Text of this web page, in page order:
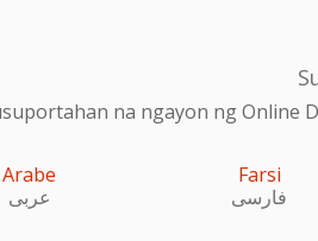
na ngayon ng Online
Arabe
عربى
Farsi
فارسی